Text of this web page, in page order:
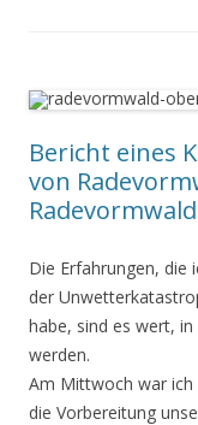
Bericht eines
von
Die Erfahrungen, die
der
habe, sind es wert,
werden.
Am Mittwoch war
die Vorbereitung